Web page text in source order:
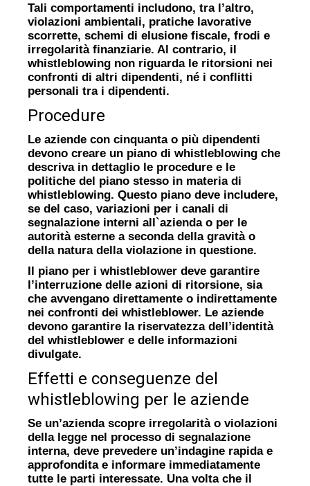
Tali comportamenti includono, tra l’altro,
violazioni ambientali, pratiche lavorative
scorrette, schemi di elusione fiscale, frodi e
irregolarità finanziarie. Al contrario, il
whistleblowing non riguarda le ritorsioni nei
confronti di altri dipendenti, né i conflitti
personali tra i dipendenti.
Procedure
Le aziende con cinquanta o più dipendenti
devono creare un piano di whistleblowing che
descriva in dettaglio le procedure e le
politiche del piano stesso in materia di
whistleblowing. Questo piano deve includere,
se del caso, variazioni per i canali di
segnalazione interni all`azienda o per le
autorità esterne a seconda della gravità o
della natura della violazione in questione.
Il piano per i whistleblower deve garantire
l’interruzione delle azioni di ritorsione, sia
che avvengano direttamente o indirettamente
nei confronti dei whistleblower. Le aziende
devono garantire la riservatezza dell’identità
del whistleblower e delle informazioni
divulgate.
Effetti e conseguenze del
whistleblowing per le aziende
Se un’azienda scopre irregolarità o violazioni
della legge nel processo di segnalazione
interna, deve prevedere un’indagine rapida e
approfondita e informare immediatamente
tutte le parti interessate. Una volta che il